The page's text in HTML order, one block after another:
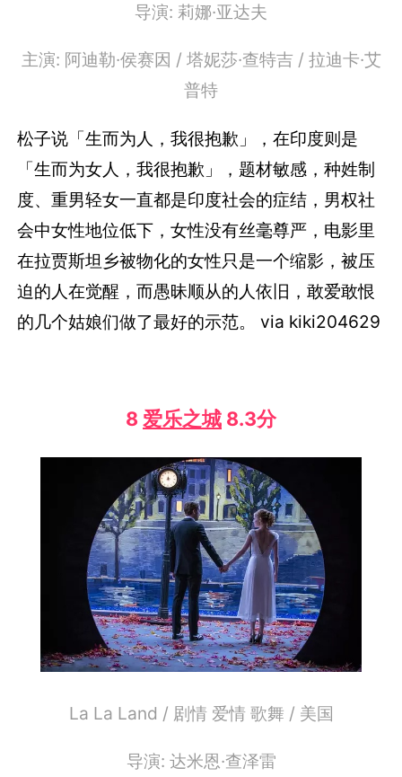
导演: 莉娜·亚达夫
主演: 阿迪勒·侯赛因 / 塔妮莎·查特吉 / 拉迪卡·艾
普特
松子说「生而为人，我很抱歉」，在印度则是
「生而为女人，我很抱歉」，题材敏感，种姓制
度、重男轻女一直都是印度社会的症结，男权社
会中女性地位低下，女性没有丝毫尊严，电影里
在拉贾斯坦乡被物化的女性只是一个缩影，被压
迫的人在觉醒，而愚昧顺从的人依旧，敢爱敢恨
的几个姑娘们做了最好的示范。 via kiki204629
8 爱乐之城 8.3分
La La Land / 剧情 爱情 歌舞 / 美国
导演: 达米恩·查泽雷